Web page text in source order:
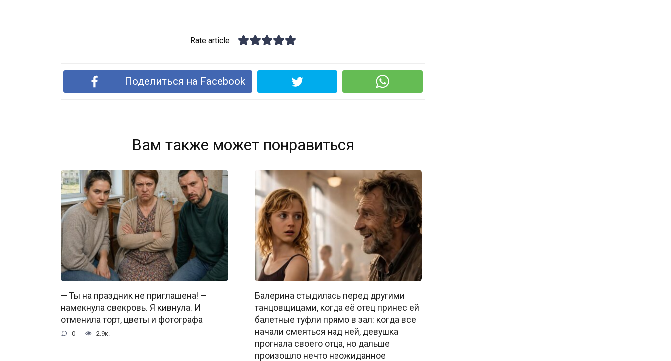
Rate article
Поделиться на Facebook
Вам также может понравиться
— Ты на праздник не приглашена! —
намекнула свекровь. Я кивнула. И
отменила торт, цветы и фотографа
0 2.9к.
Балерина стыдилась перед другими
танцовщицами, когда её отец принес ей
балетные туфли прямо в зал: когда все
начали смеяться над ней, девушка
прогнала своего отца, но дальше
произошло нечто неожиданное